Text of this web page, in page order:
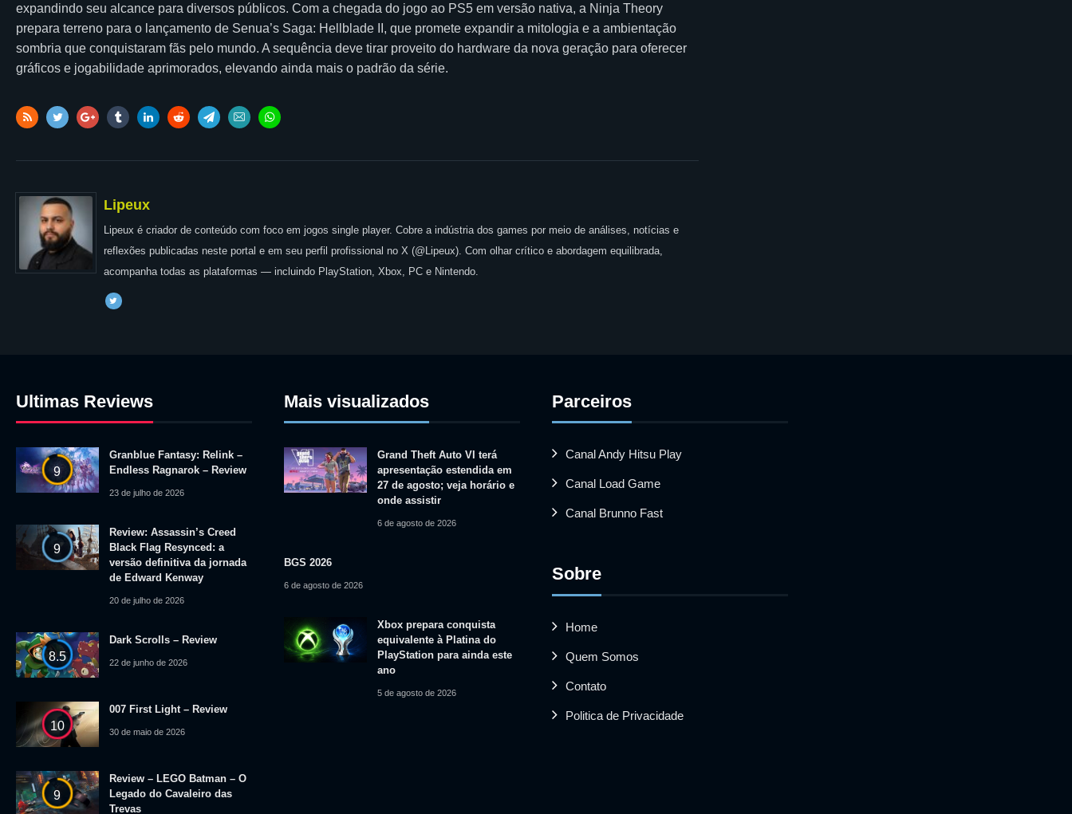
expandindo seu alcance para diversos públicos. Com a chegada do jogo ao PS5 em versão nativa, a Ninja Theory
prepara terreno para o lançamento de Senua’s Saga: Hellblade II, que promete expandir a mitologia e a ambientação
sombria que conquistaram fãs pelo mundo. A sequência deve tirar proveito do hardware da nova geração para oferecer
gráficos e jogabilidade aprimorados, elevando ainda mais o padrão da série.
Lipeux
Lipeux é criador de conteúdo com foco em jogos single player. Cobre a indústria dos games por meio de análises, notícias e
reflexões publicadas neste portal e em seu perfil profissional no X (@Lipeux). Com olhar crítico e abordagem equilibrada,
acompanha todas as plataformas — incluindo PlayStation, Xbox, PC e Nintendo.
Ultimas Reviews
9
Granblue Fantasy: Relink –
Endless Ragnarok – Review
23 de julho de 2026
9
Review: Assassin’s Creed
Black Flag Resynced: a
versão definitiva da jornada
de Edward Kenway
20 de julho de 2026
8.5
Dark Scrolls – Review
22 de junho de 2026
10
007 First Light – Review
30 de maio de 2026
9
Review – LEGO Batman – O
Legado do Cavaleiro das
Trevas
Mais visualizados
Grand Theft Auto VI terá
apresentação estendida em
27 de agosto; veja horário e
onde assistir
6 de agosto de 2026
BGS 2026
6 de agosto de 2026
Xbox prepara conquista
equivalente à Platina do
PlayStation para ainda este
ano
5 de agosto de 2026
Parceiros
Canal Andy Hitsu Play
Canal Load Game
Canal Brunno Fast
Sobre
Home
Quem Somos
Contato
Politica de Privacidade